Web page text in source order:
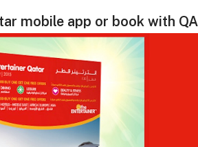
mobile app or book with